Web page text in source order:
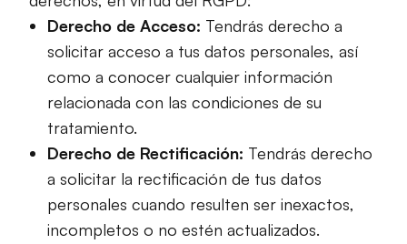
Derecho de Acceso: Tendrás derecho a
solicitar acceso a tus datos personales, así
como a conocer cualquier información
relacionada con las condiciones de su
tratamiento.
Derecho de Rectificación: Tendrás derecho
a solicitar la rectificación de tus datos
personales cuando resulten ser inexactos,
incompletos o no estén actualizados.